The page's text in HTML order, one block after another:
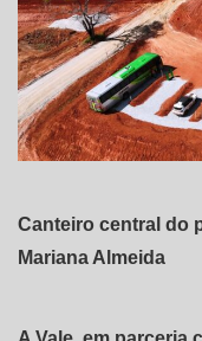
Canteiro central do
Mariana Almeida